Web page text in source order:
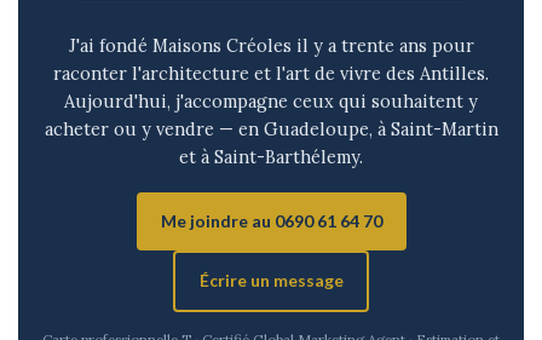
J'ai fondé Maisons Créoles il y a trente ans pour
raconter l'architecture et l'art de vivre des Antilles.
Aujourd'hui, j'accompagne ceux qui souhaitent y
acheter ou y vendre — en Guadeloupe, à Saint-Martin
et à Saint-Barthélemy.
Me joindre au 0690 61 64 70
Écrire un message